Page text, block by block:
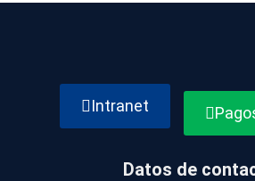
Intranet
Datos de